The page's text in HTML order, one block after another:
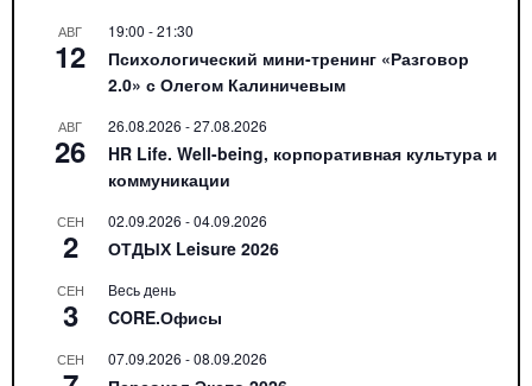
АВГ
12
19:00 -21:30
Психологический мини-тренинг «Разговор
2.0» с Олегом Калиничевым
АВГ
26
26.08.2026 -27.08.2026
HR Life. Well-being, корпоративная культура и
коммуникации
СЕН
2
02.09.2026 -04.09.2026
ОТДЫХ Leisure 2026
СЕН
3
Весь день
CORE.Офисы
СЕН 07.09.2026 -08.09.2026